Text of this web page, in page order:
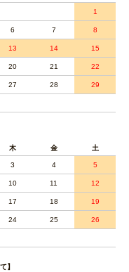
1
6 7 8
13 14 15
20 21 22
27 28 29
木 金 土
3 4 5
10 11 12
17 18 19
24 25 26
】